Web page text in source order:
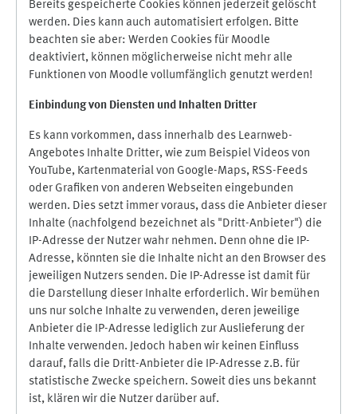
Bereits gespeicherte Cookies können jederzeit gelöscht
werden. Dies kann auch automatisiert erfolgen. Bitte
beachten sie aber: Werden Cookies für Moodle
deaktiviert, können möglicherweise nicht mehr alle
Funktionen von Moodle vollumfänglich genutzt werden!
Einbindung von Diensten und Inhalten Dritter
Es kann vorkommen, dass innerhalb des Learnweb-
Angebotes Inhalte Dritter, wie zum Beispiel Videos von
YouTube, Kartenmaterial von Google-Maps, RSS-Feeds
oder Grafiken von anderen Webseiten eingebunden
werden. Dies setzt immer voraus, dass die Anbieter dieser
Inhalte (nachfolgend bezeichnet als "Dritt-Anbieter") die
IP-Adresse der Nutzer wahr nehmen. Denn ohne die IP-
Adresse, könnten sie die Inhalte nicht an den Browser des
jeweiligen Nutzers senden. Die IP-Adresse ist damit für
die Darstellung dieser Inhalte erforderlich. Wir bemühen
uns nur solche Inhalte zu verwenden, deren jeweilige
Anbieter die IP-Adresse lediglich zur Auslieferung der
Inhalte verwenden. Jedoch haben wir keinen Einfluss
darauf, falls die Dritt-Anbieter die IP-Adresse z.B. für
statistische Zwecke speichern. Soweit dies uns bekannt
ist, klären wir die Nutzer darüber auf.